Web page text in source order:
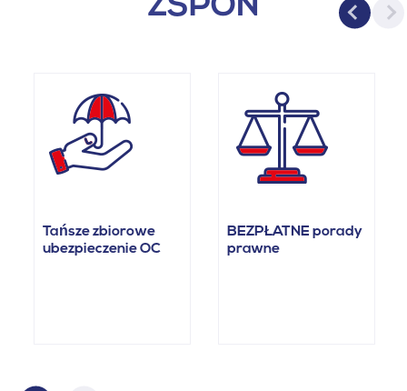
Tańsze zbiorowe
ubezpieczenie OC
BEZPŁATNE porady
prawne
ZSPON